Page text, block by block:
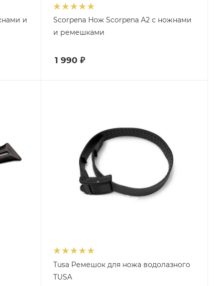
и
Scorpena Нож Scorpena A2 с ножнами
и ремешками
1 990 ₽
Tusa Ремешок для ножа водолазного
TUSA